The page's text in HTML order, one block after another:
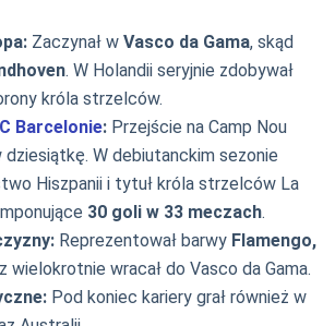
Zaczynał w Vasco da Gama, skąd
. W Holandii seryjnie zdobywał
króla strzelców.
Barcelonie: Przejście na Camp Nou
dziesiątkę. W debiutanckim sezonie
Hiszpanii i tytuł króla strzelców La
30 goli w 33 meczach.
Reprezentował barwy Flamengo,
wielokrotnie wracał do Vasco da Gama.
Pod koniec kariery grał również w